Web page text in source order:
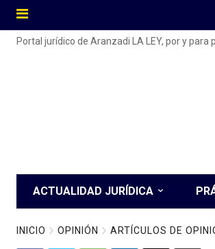
Portal jurídico de Aranzadi LA LEY, por y
ACTUALIDAD JURÍDICA
INICIO OPINIÓN ARTÍCULOS DE